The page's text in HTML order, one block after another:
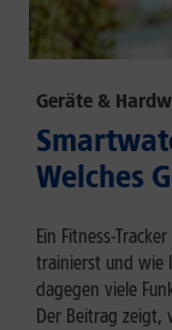
Geräte &
Welches
Ein Fitness-
trainierst und wie
dagegen viele
Der Beitrag zeigt,